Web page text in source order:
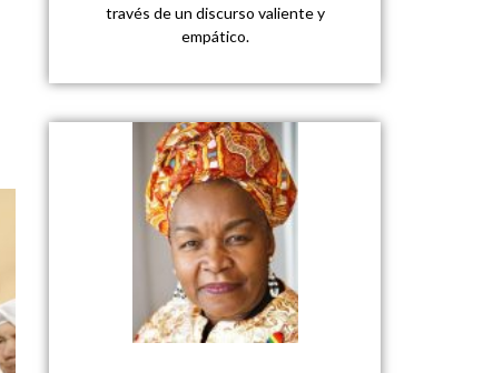
través de un discurso valiente y
empático.